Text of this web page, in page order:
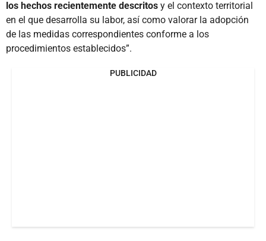
los hechos recientemente descritos y el contexto territorial
en el que desarrolla su labor, así como valorar la adopción
de las medidas correspondientes conforme a los
procedimientos establecidos”.
PUBLICIDAD